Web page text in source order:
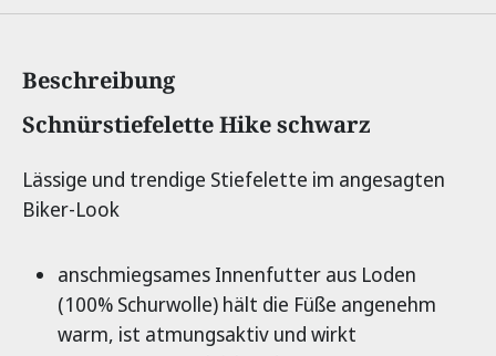
Beschreibung
Produktinformationen
Schnürstiefelette Hike schwarz
Lässige und trendige Stiefelette im angesagten
Biker-Look
anschmiegsames Innenfutter aus Loden
(100% Schurwolle) hält die Füße angenehm
warm, ist atmungsaktiv und wirkt